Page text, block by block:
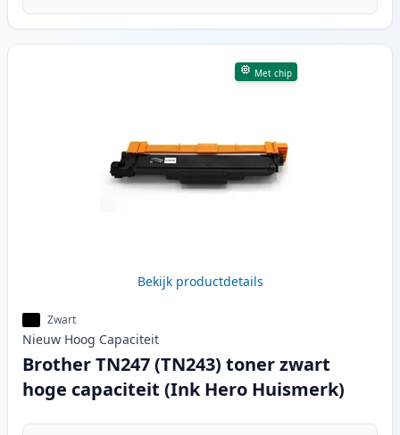
Met chip
Bekijk productdetails
Zwart
Nieuw Hoog Capaciteit
Brother TN247 (TN243) toner zwart
hoge capaciteit (Ink Hero Huismerk)